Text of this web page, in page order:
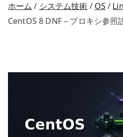
ホーム システム技術 OS
CentOS 8 DNF – プロキシ参照